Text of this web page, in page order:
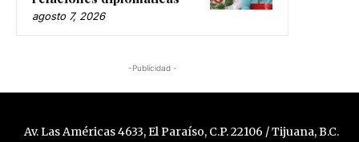
agosto 7, 2026
-Publicidad -
Av. Las Américas 4633, El Paraíso, C.P. 22106 / Tijuana, B.C.